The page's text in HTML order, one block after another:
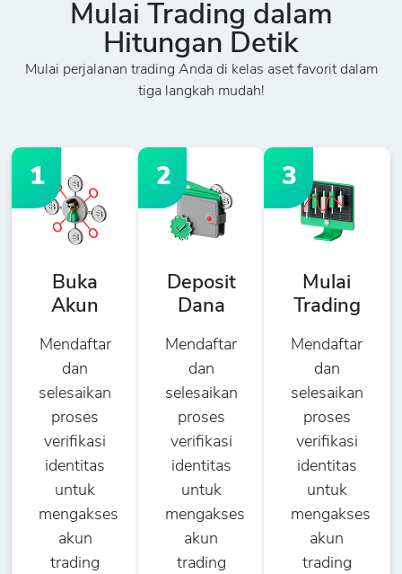
Mulai Trading dalam
Hitungan Detik
Mulai perjalanan trading Anda di kelas aset favorit dalam
tiga langkah mudah!
1
Buka
Akun
Mendaftar
dan
selesaikan
proses
verifikasi
identitas
untuk
mengakses
akun
trading
2
Deposit
Dana
Mendaftar
dan
selesaikan
proses
verifikasi
identitas
untuk
mengakses
akun
trading
3
Mulai
Trading
Mendaftar
dan
selesaikan
proses
verifikasi
identitas
untuk
mengakses
akun
trading